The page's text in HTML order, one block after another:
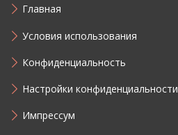
Главная
Условия использования
Конфиденциальность
Настройки конфиденциальности
Импрессум